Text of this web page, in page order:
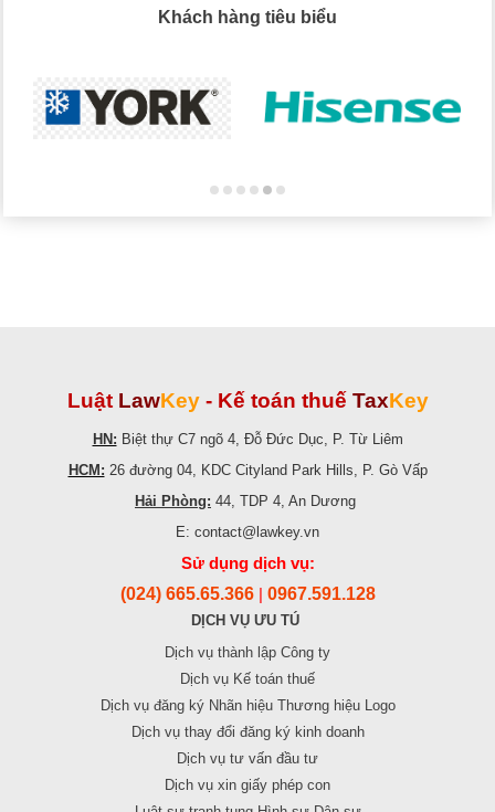
Khách hàng tiêu biểu
Luật LawKey - Kế toán thuế TaxKey
HN: Biệt thự C7 ngõ 4, Đỗ Đức Dục, P. Từ Liêm
HCM: 26 đường 04, KDC Cityland Park Hills, P. Gò Vấp
Hải Phòng: 44, TDP 4, An Dương
E: contact@lawkey.vn
Sử dụng dịch vụ:
(024) 665.65.366 0967.591.128
DỊCH VỤ ƯU TÚ
Dịch vụ thành lập Công ty
Dịch vụ Kế toán thuế
Dịch vụ đăng ký Nhãn hiệu Thương hiệu Logo
Dịch vụ thay đổi đăng ký kinh doanh
Dịch vụ tư vấn đầu tư
Dịch vụ xin giấy phép con